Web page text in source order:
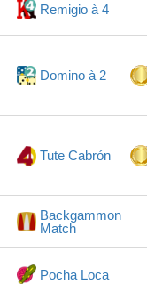
Remigio à 4
Domino à 2
Tute Cabrón
Backgammon
Match
Pocha Loca